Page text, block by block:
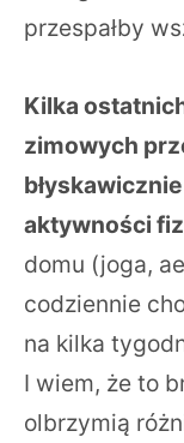
przespałby
Kilka
zimowych
aktywności
domu (joga,
codziennie
na kilka
I wiem, że to
olbrzymią